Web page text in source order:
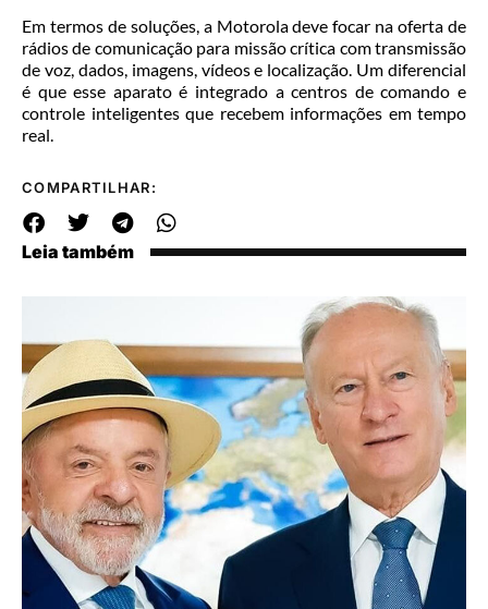
Em termos de soluções, a Motorola deve focar na oferta de
rádios de comunicação para missão crítica com transmissão
de voz, dados, imagens, vídeos e localização. Um diferencial
é que esse aparato é integrado a centros de comando e
controle inteligentes que recebem informações em tempo
real.
COMPARTILHAR:
Leia também